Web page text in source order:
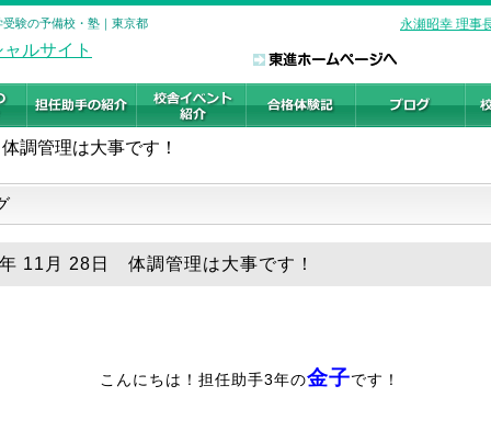
験の予備校・塾｜東京都 永瀬昭幸 理事
体調管理は大事です！
11月 28日 体調管理は大事です！
こんにちは！担任助手3年の金子です！